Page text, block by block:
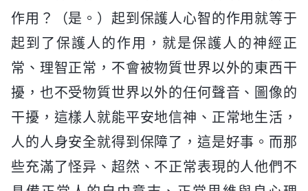
作用？（是。）起到保護人心智的作用就等于
起到了保護人的作用，就是保護人的神經正
常、理智正常，不會被物質世界以外的東西干
擾，也不受物質世界以外的任何聲音、圖像的
干擾，這樣人就能平安地信神、正常地生活，
人的人身安全就得到保障了，這是好事。而那
些充滿了怪异、超然、不正常表現的人他們不